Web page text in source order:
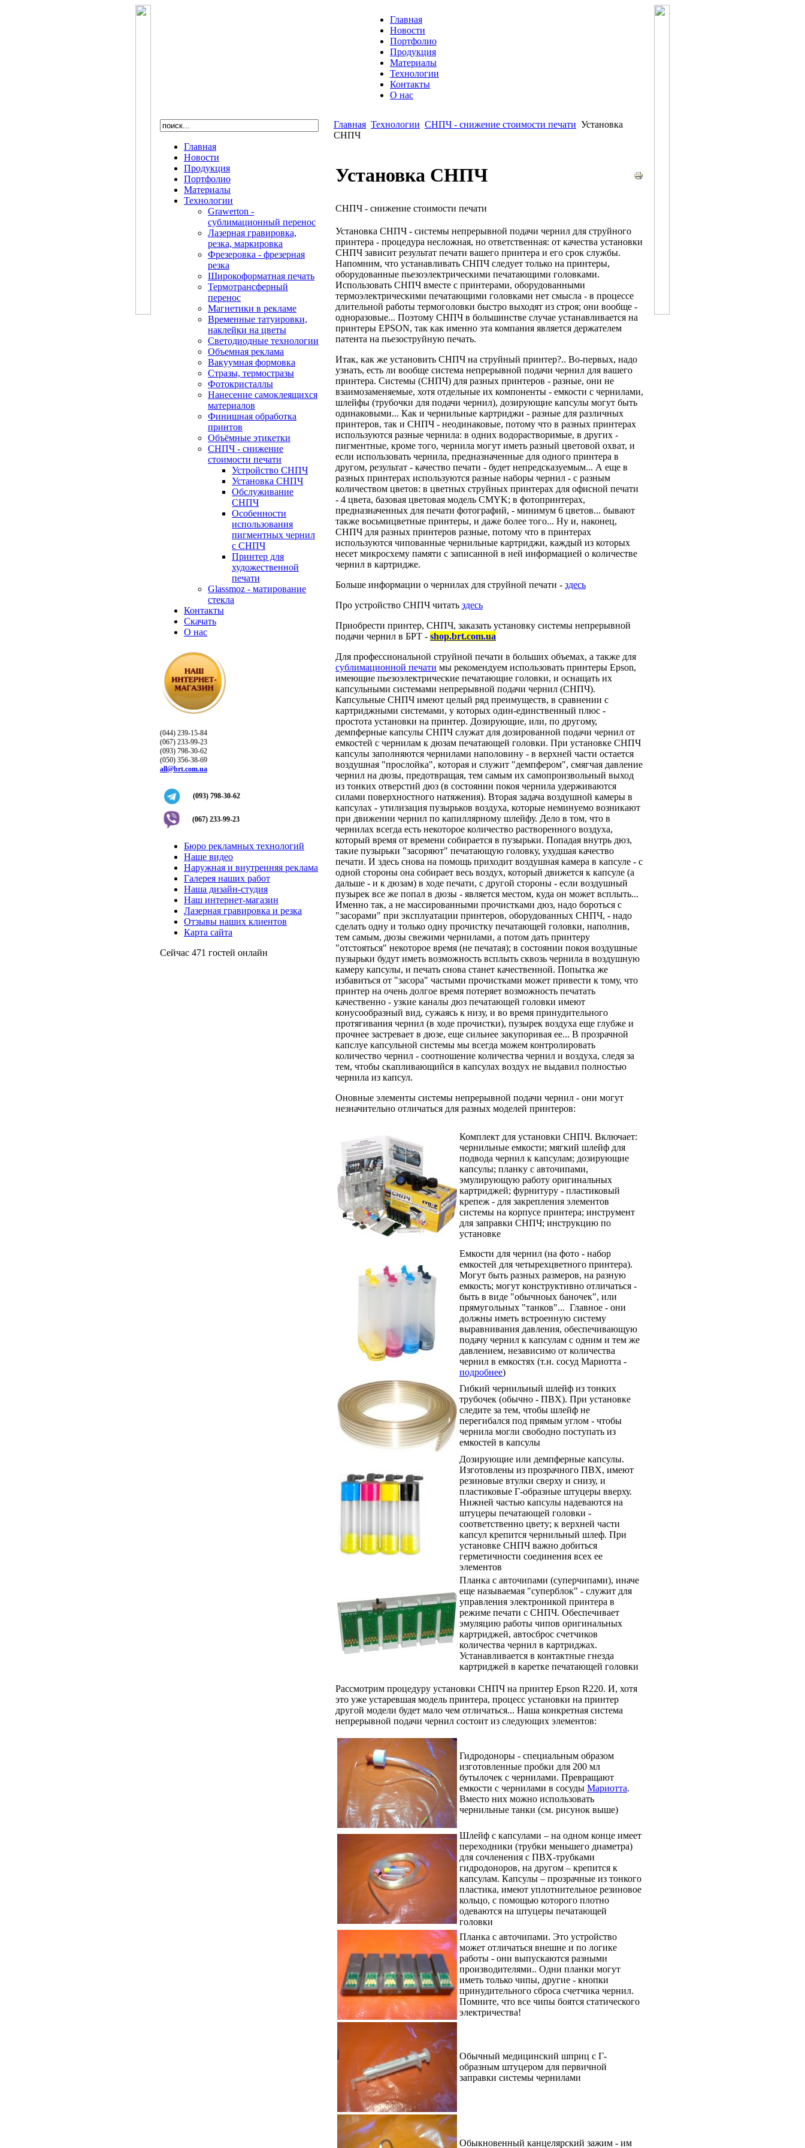
Главная
Новости
Портфолио
Продукция
Материалы
Технологии
Контакты
О нас
Главная
Новости
Продукция
Портфолио
Материалы
Технологии
Grawerton -
сублимационный перенос
Лазерная гравировка,
резка, маркировка
Фрезеровка - фрезерная
резка
Широкоформатная печать
Термотрансферный
перенос
Магнетики в рекламе
Временные татуировки,
наклейки на цветы
Светодиодные технологии
Объемная реклама
Вакуумная формовка
Стразы, термостразы
Фотокристаллы
Нанесение самоклеящихся
материалов
Финишная обработка
принтов
Объёмные этикетки
СНПЧ - снижение
стоимости печати
Устройство СНПЧ
Установка СНПЧ
Обслуживание
СНПЧ
Особенности
использования
пигментных чернил
с СНПЧ
Принтер для
художественной
печати
Glassmoz - матирование
стекла
Контакты
Скачать
О нас
(044) 239-15-84
(067) 233-99-23
(093) 798-30-62
(050) 356-38-69
all@brt.com.ua
(093) 798-30-62
(067) 233-99-23
Бюро рекламных технологий
Наше видео
Наружная и внутренняя реклама
Галерея наших работ
Наша дизайн-студия
Наш интернет-магазин
Лазерная гравировка и резка
Отзывы наших клиентов
Карта сайта
Сейчас 471 гостей онлайн
Главная Технологии СНПЧ - снижение стоимости печати Установка
СНПЧ
Установка СНПЧ
СНПЧ - снижение стоимости печати
Установка СНПЧ - системы непрерывной подачи чернил для струйного
принтера - процедура несложная, но ответственная: от качества установки
СНПЧ зависит результат печати вашего принтера и его срок службы.
Напомним, что устанавливать СНПЧ следует только на принтеры,
оборудованные пьезоэлектрическими печатающими головками.
Использовать СНПЧ вместе с принтерами, оборудованными
термоэлектрическими печатающими головками нет смысла - в процессе
длительной работы термоголовки быстро выходят из строя; они вообще -
одноразовые... Поэтому СНПЧ в большинстве случае устанавливается на
принтеры EPSON, так как именно эта компания является держателем
патента на пьезоструйную печать.
Итак, как же установить СНПЧ на струйный принтер?.. Во-первых, надо
узнать, есть ли вообще система непрерывной подачи чернил для вашего
принтера. Системы (СНПЧ) для разных принтеров - разные, они не
взаимозаменяемые, хотя отдельные их компоненты - емкости с чернилами,
шлейфы (трубочки для подачи чернил), дозирующие капсулы могут быть
одинаковыми... Как и чернильные картриджи - разные для различных
принтеров, так и СНПЧ - неодинаковые, потому что в разных принтерах
используются разные чернила: в одних водорастворимые, в других -
пигментные, кроме того, чернила могут иметь разный цветовой охват, и
если использовать чернила, предназначенные для одного принтера в
другом, результат - качество печати - будет непредсказуемым... А еще в
разных принтерах используются разные наборы чернил - с разным
количеством цветов: в цветных струйных принтерах для офисной печати
- 4 цвета, базовая цветовая модель CMYK; в фотопринтерах,
предназначенных для печати фотографий, - минимум 6 цветов... бывают
также восьмицветные принтеры, и даже более того... Ну и, наконец,
СНПЧ для разных принтеров разные, потому что в принтерах
используются чипованные чернильные картриджи, каждый из которых
несет микросхему памяти с записанной в ней информацией о количестве
чернил в картридже.
Больше информации о чернилах для струйной печати - здесь
Про устройство СНПЧ читать здесь
Приобрести принтер, СНПЧ, заказать установку системы непрерывной
подачи чернил в БРТ - shop.brt.com.ua
Для профессиональной струйной печати в больших объемах, а также для
сублимационной печати мы рекомендуем использовать принтеры Epson,
имеющие пьезоэлектрические печатающие головки, и оснащать их
капсульными системами непрерывной подачи чернил (СНПЧ).
Капсульные СНПЧ имеют целый ряд преимуществ, в сравнении с
картриджными системами, у которых один-единственный плюс -
простота установки на принтер. Дозирующие, или, по другому,
демпферные капсулы СНПЧ служат для дозированной подачи чернил от
емкостей с чернилам к дюзам печатающей головки. При установке СНПЧ
капсулы заполняются чернилами наполовину - в верхней части остается
воздушная "прослойка", которая и служит "демпфером", смягчая давление
чернил на дюзы, предотвращая, тем самым их самопроизвольный выход
из тонких отверстий дюз (в состоянии покоя чернила удерживаются
силами поверхностного натяжения). Вторая задача воздушной камеры в
капсулах - утилизация пузырьков воздуха, которые неминуемо возникают
при движении чернил по капиллярному шлейфу. Дело в том, что в
чернилах всегда есть некоторое количество растворенного воздуха,
который время от времени собирается в пузырьки. Попадая внутрь дюз,
такие пузырьки "засоряют" печатающую головку, ухудшая качество
печати. И здесь снова на помощь приходит воздушная камера в капсуле - с
одной стороны она собирает весь воздух, который движется к капсуле (а
дальше - и к дюзам) в ходе печати, с другой стороны - если воздушный
пузырек все же попал в дюзы - является местом, куда он может всплыть...
Именно так, а не массированными прочистками дюз, надо бороться с
"засорами" при эксплуатации принтеров, оборудованных СНПЧ, - надо
сделать одну и только одну прочистку печатающей головки, наполнив,
тем самым, дюзы свежими чернилами, а потом дать принтеру
"отстояться" некоторое время (не печатая); в состоянии покоя воздушные
пузырьки будут иметь возможность всплыть сквозь чернила в воздушную
камеру капсулы, и печать снова станет качественной. Попытка же
избавиться от "засора" частыми прочистками может привести к тому, что
принтер на очень долгое время потеряет возможность печатать
качественно - узкие каналы дюз печатающей головки имеют
конусообразный вид, сужаясь к низу, и во время принудительного
протягивания чернил (в ходе прочистки), пузырек воздуха еще глубже и
прочнее застревает в дюзе, еще сильнее закупоривая ее... В прозрачной
капслуе капсульной системы мы всегда можем контролировать
количество чернил - соотношение количества чернил и воздуха, следя за
тем, чтобы скапливающийся в капсулах воздух не выдавил полностью
чернила из капсул.
Оновные элементы системы непрерывной подачи чернил - они могут
незначительно отличаться для разных моделей принтеров:
Комплект для установки СНПЧ. Включает:
чернильные емкости; мягкий шлейф для
подвода чернил к капсулам; дозирующие
капсулы; планку с авточипами,
эмулирующую работу оригинальных
картриджей; фурнитуру - пластиковый
крепеж - для закрепления элементов
системы на корпусе принтера; инструмент
для заправки СНПЧ; инструкцию по
установке
Емкости для чернил (на фото - набор
емкостей для четырехцветного принтера).
Могут быть разных размеров, на разную
емкость; могут конструктивно отличаться -
быть в виде "обычноых баночек", или
прямугольных "танков"... Главное - они
должны иметь встроенную систему
выравнивания давления, обеспечивающую
подачу чернил к капсулам с одним и тем же
давлением, независимо от количества
чернил в емкостях (т.н. сосуд Мариотта -
подробнее)
Гибкий чернильный шлейф из тонких
трубочек (обычно - ПВХ). При установке
следите за тем, чтобы шлейф не
перегибался под прямым углом - чтобы
чернила могли свободно поступать из
емкостей в капсулы
Дозирующие или демпферные капсулы.
Изготовлены из прозрачного ПВХ, имеют
резиновые втулки сверху и снизу, и
пластиковые Г-образные штуцеры вверху.
Нижней частью капсулы надеваются на
штуцеры печатающей головки -
соответственно цвету; к верхней части
капсул крепится чернильный шлеф. При
установке СНПЧ важно добиться
герметичности соединения всех ее
элементов
Планка с авточипами (суперчипами), иначе
еще называемая "суперблок" - служит для
управления электроникой принтера в
режиме печати с СНПЧ. Обеспечивает
эмуляцию работы чипов оригинальных
картриджей, автосброс счетчиков
количества чернил в картриджах.
Устанавливается в контактные гнезда
картриджей в каретке печатающей головки
Рассмотрим процедуру установки СНПЧ на принтер Epson R220. И, хотя
это уже устаревшая модель принтера, процесс установки на принтер
другой модели будет мало чем отличаться... Наша конкретная система
непрерывной подачи чернил состоит из следующих элементов:
Гидродоноры - специальным образом
изготовленные пробки для 200 мл
бутылочек с чернилами. Превращают
емкости с чернилами в сосуды Мариотта.
Вместо них можно использовать
чернильные танки (см. рисунок выше)
Шлейф с капсулами – на одном конце имеет
переходники (трубки меньшего диаметра)
для сочленения с ПВХ-трубками
гидродоноров, на другом – крепится к
капсулам. Капсулы – прозрачные из тонкого
пластика, имеют уплотнительное резиновое
кольцо, с помощью которого плотно
одеваются на штуцеры печатающей
головки
Планка с авточипами. Это устройство
может отличаться внешне и по логике
работы - они выпускаются разными
производителями.. Одни планки могут
иметь только чипы, другие - кнопки
принудительного сброса счетчика чернил.
Помните, что все чипы боятся статического
электричества!
Обычный медицинский шприц с Г-
образным штуцером для первичной
заправки системы чернилами
Обыкновенный канцелярский зажим - им